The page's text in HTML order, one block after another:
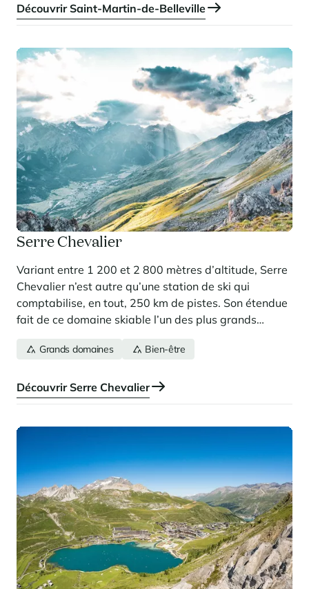
Découvrir Saint-Martin-de-Belleville
Serre Chevalier
Variant entre 1 200 et 2 800 mètres d’altitude, Serre
Chevalier n’est autre qu’une station de ski qui
comptabilise, en tout, 250 km de pistes. Son étendue
fait de ce domaine skiable l’un des plus grands
visiteurs chaque année.
Grands domaines Bien-être
Découvrir Serre Chevalier